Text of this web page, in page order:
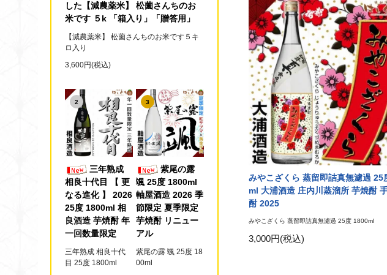
みやこざくら 蒸留即詰真無濾過 25
ml 大浦酒造 庄内川蒸溜所 芋焼酎
酎 2025
みやこざくら 蒸留即詰真無濾過 25度 1800ml
3,000円(税込)
した【減農薬米】 松薗さんちのお
米です ５k 「箱入り」「贈答用」
【減農薬米】 松薗さんちのお米です５キ
ロ入り
3,600円(税込)
2
三年熟成
相良十代目 【 更
なる進化 】 2026
25度 1800ml 相
良酒造 芋焼酎 年
一回数量限定
三年熟成 相良十代
目 25度 1800ml
3
紫尾の露
颯 25度 1800ml
軸屋酒造 2026 季
節限定 夏季限定
芋焼酎 リニュー
アル
紫尾の露 颯 25度 18
00ml